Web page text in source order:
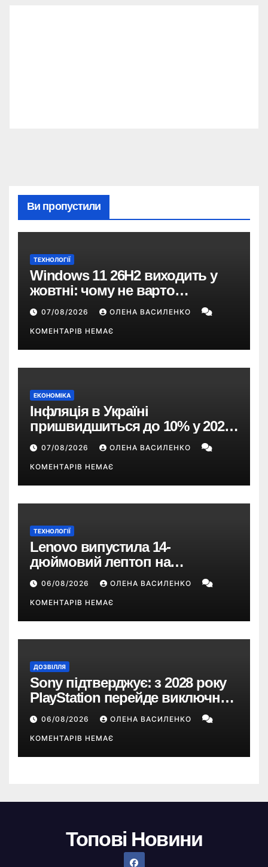
Ви пропустили
ТЕХНОЛОГІЇ
Windows 11 26H2 виходить у
жовтні: чому не варто
пропускати це оновлення
07/08/2026 ОЛЕНА ВАСИЛЕНКО
КОМЕНТАРІВ НЕМАЄ
ЕКОНОМІКА
Інфляція в Україні
пришвидшиться до 10% у 2026
році — прогноз НБУ
07/08/2026 ОЛЕНА ВАСИЛЕНКО
КОМЕНТАРІВ НЕМАЄ
ТЕХНОЛОГІЇ
Lenovo випустила 14-
дюймовий лептоп на
Snapdragon X2 з автономністю
понад 33 години
06/08/2026 ОЛЕНА ВАСИЛЕНКО
КОМЕНТАРІВ НЕМАЄ
ДОЗВІЛЛЯ
Sony підтверджує: з 2028 року
PlayStation перейде виключно
на цифрові ігри
06/08/2026 ОЛЕНА ВАСИЛЕНКО
КОМЕНТАРІВ НЕМАЄ
Топові Новини